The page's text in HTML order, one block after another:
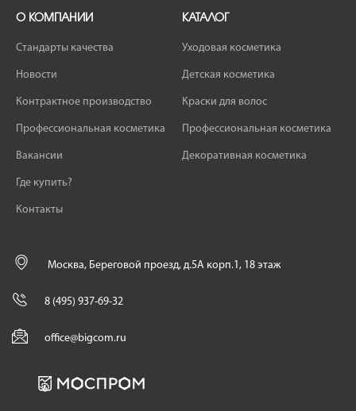
О КОМПАНИИ
Стандарты качества
Новости
Контрактное производство
Профессиональная косметика
Вакансии
Где купить?
Контакты
КАТАЛОГ
Уходовая косметика
Детская косметика
Краски для волос
Профессиональная косметика
Декоративная косметика
Москва, Береговой проезд, д.5А корп.1, 18 этаж
8 (495) 937-69-32
office@bigcom.ru